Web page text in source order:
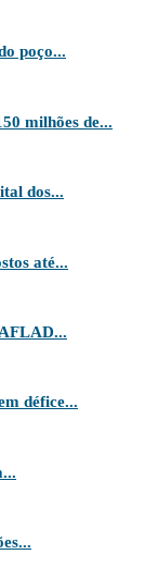
poço...
milhões de...
dos...
até...
défice...